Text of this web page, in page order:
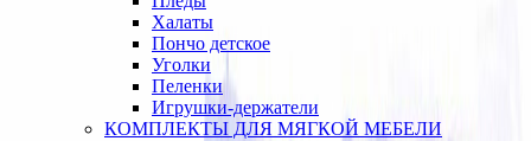
Халаты
Пончо детское
Уголки
Пеленки
Игрушки-держатели
КОМПЛЕКТЫ ДЛЯ МЯГКОЙ МЕБЕЛИ